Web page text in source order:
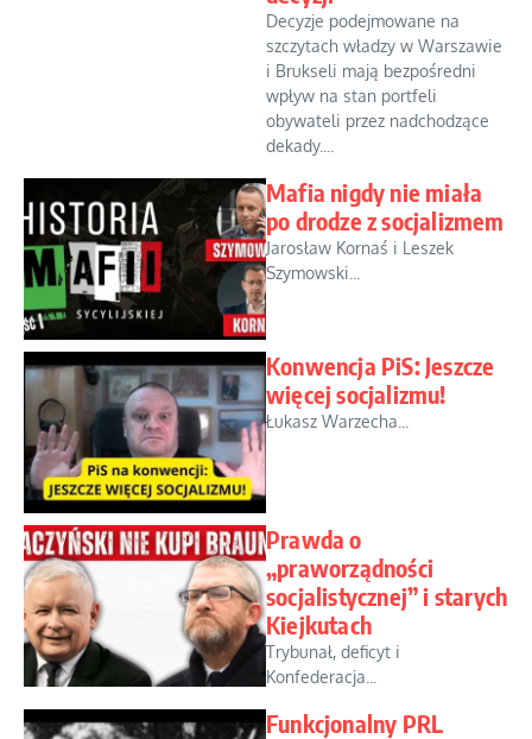
Decyzje podejmowane na
szczytach władzy w Warszawie
i Brukseli mają bezpośredni
wpływ na stan portfeli
obywateli przez nadchodzące
dekady....
Mafia nigdy nie miała
po drodze z socjalizmem
Jarosław Kornaś i Leszek
Szymowski...
Konwencja PiS: Jeszcze
więcej socjalizmu!
Łukasz Warzecha...
Prawda o
„praworządności
socjalistycznej” i starych
Kiejkutach
Trybunał, deficyt i
Konfederacja...
Funkcjonalny PRL